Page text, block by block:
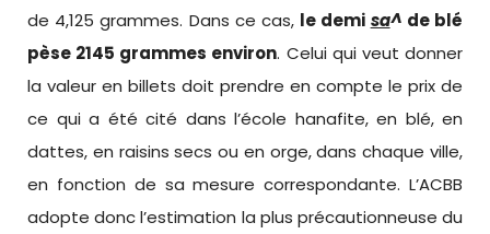
de 4,125 grammes. Dans ce cas, le demi sa^ de blé
pèse 2145 grammes environ. Celui qui veut donner
la valeur en billets doit prendre en compte le prix de
ce qui a été cité dans l’école hanafite, en blé, en
dattes, en raisins secs ou en orge, dans chaque ville,
en fonction de sa mesure correspondante. L’ACBB
adopte donc l’estimation la plus précautionneuse du